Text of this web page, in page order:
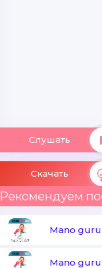
Слушать
Скачать
Рекомендуем
Mano
Mano